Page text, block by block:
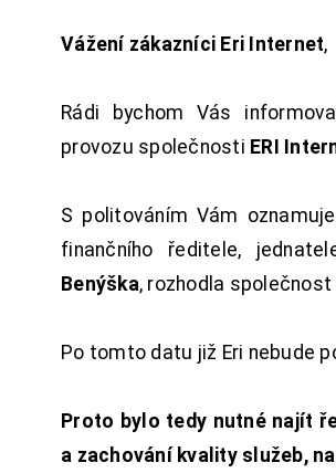
Vážení zákazníci Eri Internet,
Rádi bychom Vás
provozu společnosti ERI
S politováním Vám
finančního ředitele,
Benýška, rozhodla
Po tomto datu již Eri nebude
Proto bylo tedy nutné najít
a zachování kvality služeb,